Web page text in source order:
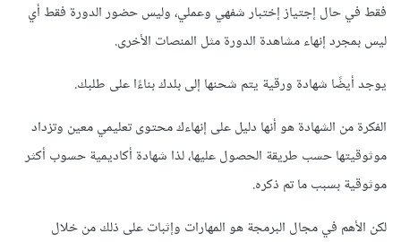
فقط في حال إجتياز إختبار شفهي وعملي، وليس حضور الدورة فقط أي
ليس بمجرد إنهاء مشاهدة الدورة مثل المنصات الأخرى.
يوجد أيضًا شهادة ورقية يتم شحنها إلى بلدك بناءًا على طلبك.
الفكرة من الشهادة هو أنها دليل على إنهاءك محتوى تعليمي معين وتزداد
موثوقيتها حسب طريقة الحصول عليها، لذا شهادة أكاديمية حسوب أكثر
موثوقية بسبب ما تم ذكره.
لكن الأهم في مجال البرمجة هو المهارات وإثبات على ذلك من خلال